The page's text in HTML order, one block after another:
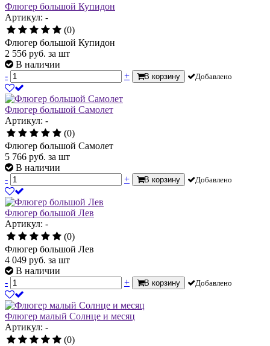
Флюгер большой Купидон
Артикул: -
(0)
Флюгер большой Купидон
2 556 руб. за шт
В наличии
-
+ В корзину Добавлено
Флюгер большой Самолет
Артикул: -
(0)
Флюгер большой Самолет
5 766 руб. за шт
В наличии
-
+ В корзину Добавлено
Флюгер большой Лев
Артикул: -
(0)
Флюгер большой Лев
4 049 руб. за шт
В наличии
-
+ В корзину Добавлено
Флюгер малый Солнце и месяц
Артикул: -
(0)